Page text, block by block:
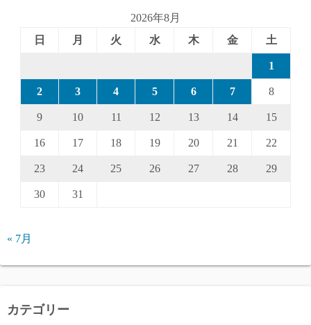
2026年8月
日
月 火 水 木 金 土
1
2 3 4 5 6 7 8
9 10 11 12 13 14 15
16 17 18 19 20 21 22
23 24 25 26 27 28 29
30 31
« 7月
カテゴリー